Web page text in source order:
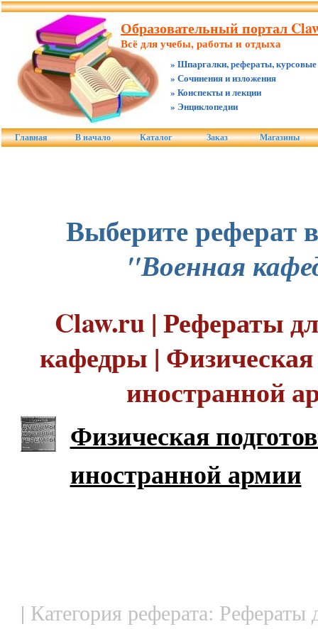
Образовательный портал
Всё для учебы, работы и отдыха
» Шпаргалки, рефераты, курсовые
» Сочинения и изложения
» Конспекты и лекции
» Энциклопедии
Главная В начало Каталог Заказ Магазины
Выберите реферат
"Военная
Claw.ru | Рефераты
кафедры | Физическая
иностранной
Физическая
иностранной армии
| Категория реферата: Рефераты